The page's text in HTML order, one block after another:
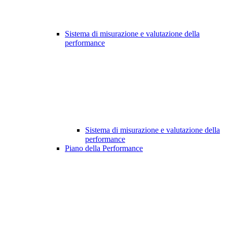
Sistema di misurazione e valutazione della
performance
Sistema di misurazione e valutazione della
performance
Piano della Performance